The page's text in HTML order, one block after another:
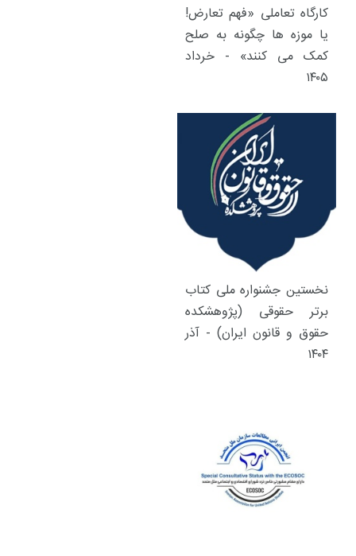
کارگاه تعاملی «فهم تعارض!
یا موزه ها چگونه به صلح
کمک می کنند» - خرداد
۱۴۰۵
نخستین جشنواره ملی کتاب
برتر حقوقی (پژوهشکده
حقوق و قانون ایران) - آذر
۱۴۰۴